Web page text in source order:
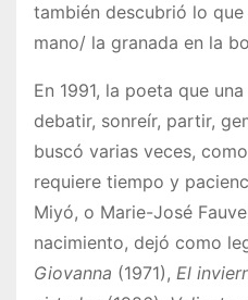
también descubrió lo
mano/ la granada en la
En 1991, la poeta que
debatir, sonreír, partir,
buscó varias veces,
requiere tiempo y
Miyó, o Marie-José
nacimiento, dejó como
Giovanna (1971), El